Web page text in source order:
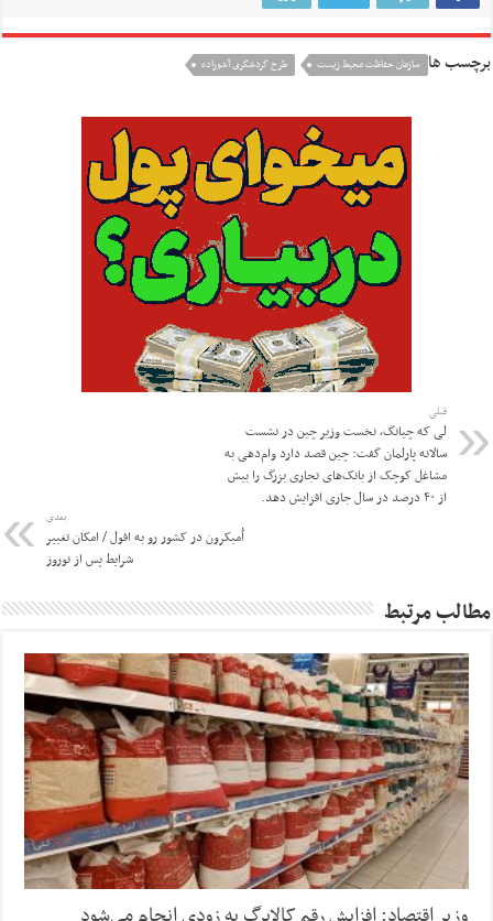
برچسب ها سازمان حفاظت محیط زیست طرح گردشگری آشوراده
قبلی
لی که چیانگ، نخست وزیر چین در نشست
سالانه پارلمان گفت: چین قصد دارد وام‌دهی به
مشاغل کوچک از بانک‌های تجاری بزرگ را بیش
از ۴۰ درصد در سال جاری افزایش دهد.
بعدی
اُمیکرون در کشور رو به افول / امکان تغییر
شرایط پس از نوروز
مطالب مرتبط